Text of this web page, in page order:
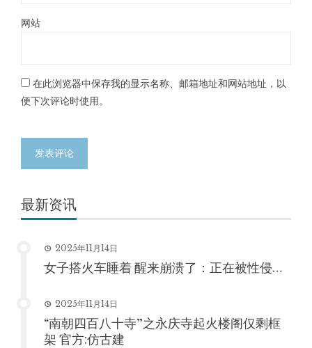
网站
在此浏览器中保存我的显示名称、邮箱地址和网站地址，以
便下次评论时使用。
最新资讯
2025年11月14日
女子搭火车睡着 醒来崩溃了：正在被性侵…
2025年11月14日
“南朝四百八十寺”之永庆寺起火楼阁仅剩框
架 官方:仿古建